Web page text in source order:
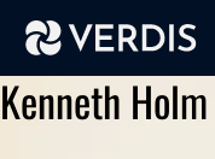
Kenneth Holm